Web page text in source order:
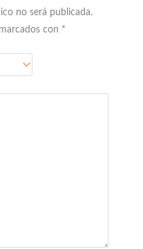
no será publicada.
con *